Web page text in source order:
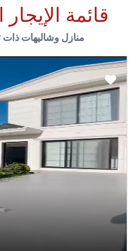
قائمة
منازل وشاليهات